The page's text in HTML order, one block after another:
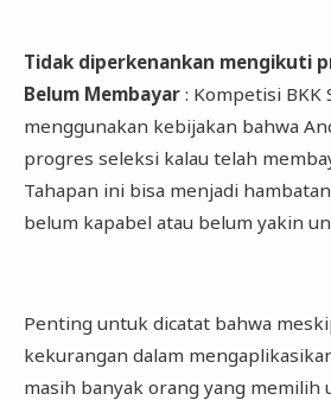
Tidak diperkenankan mengikuti
Belum Membayar: Kompetisi BKK
menggunakan kebijakan bahwa
progres seleksi kalau telah
Tahapan ini bisa menjadi
belum kapabel atau belum yakin
Penting untuk dicatat bahwa
kekurangan dalam
masih banyak orang yang memilih